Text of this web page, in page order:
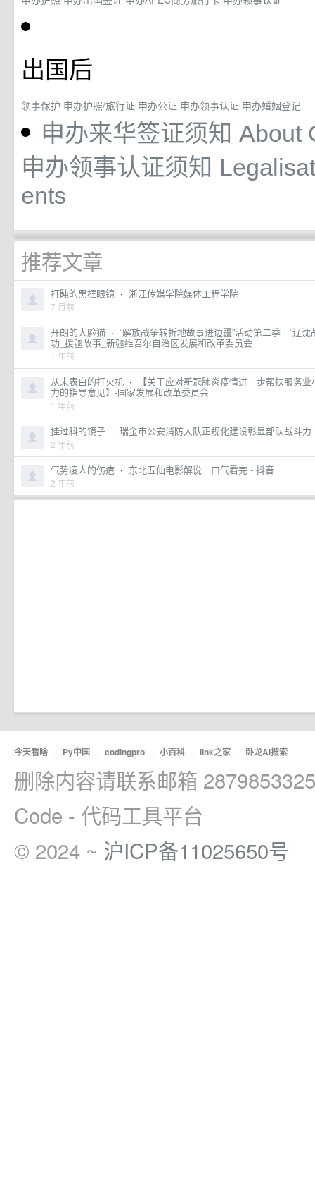
出国后
领事保护 申办护照/旅行证 申办公证 申办领事认证 申办婚姻登记
申办来华签证须知 About
申办领事认证须知
ents
推荐文章
打盹的黑框眼镜 · 浙江传媒学院媒体工程学院
7 月前
开朗的大脸猫 · “解放战争转折地故事进边疆”活动第二季丨“辽
功_援疆故事_新疆维吾尔自治区发展和改革委员会
1 年前
从未表白的打火机 · 【关于应对新冠肺炎疫情进一步帮扶服务
力的指导意见】-国家发展和改革委员会
1 年前
挂过科的镜子 · 瑞金市公安消防大队正规化建设彰显部队战斗力
2 年前
气势凌人的伤疤 · 东北五仙电影解说一口气看完 - 抖音
2 年前
今天看啥 · Py中国 · codingpro · 小百科 · link之家 · 卧龙AI搜索
删除内容请联系邮箱
Code - 代码工具平台
© 2024 ~ 沪ICP备11025650号